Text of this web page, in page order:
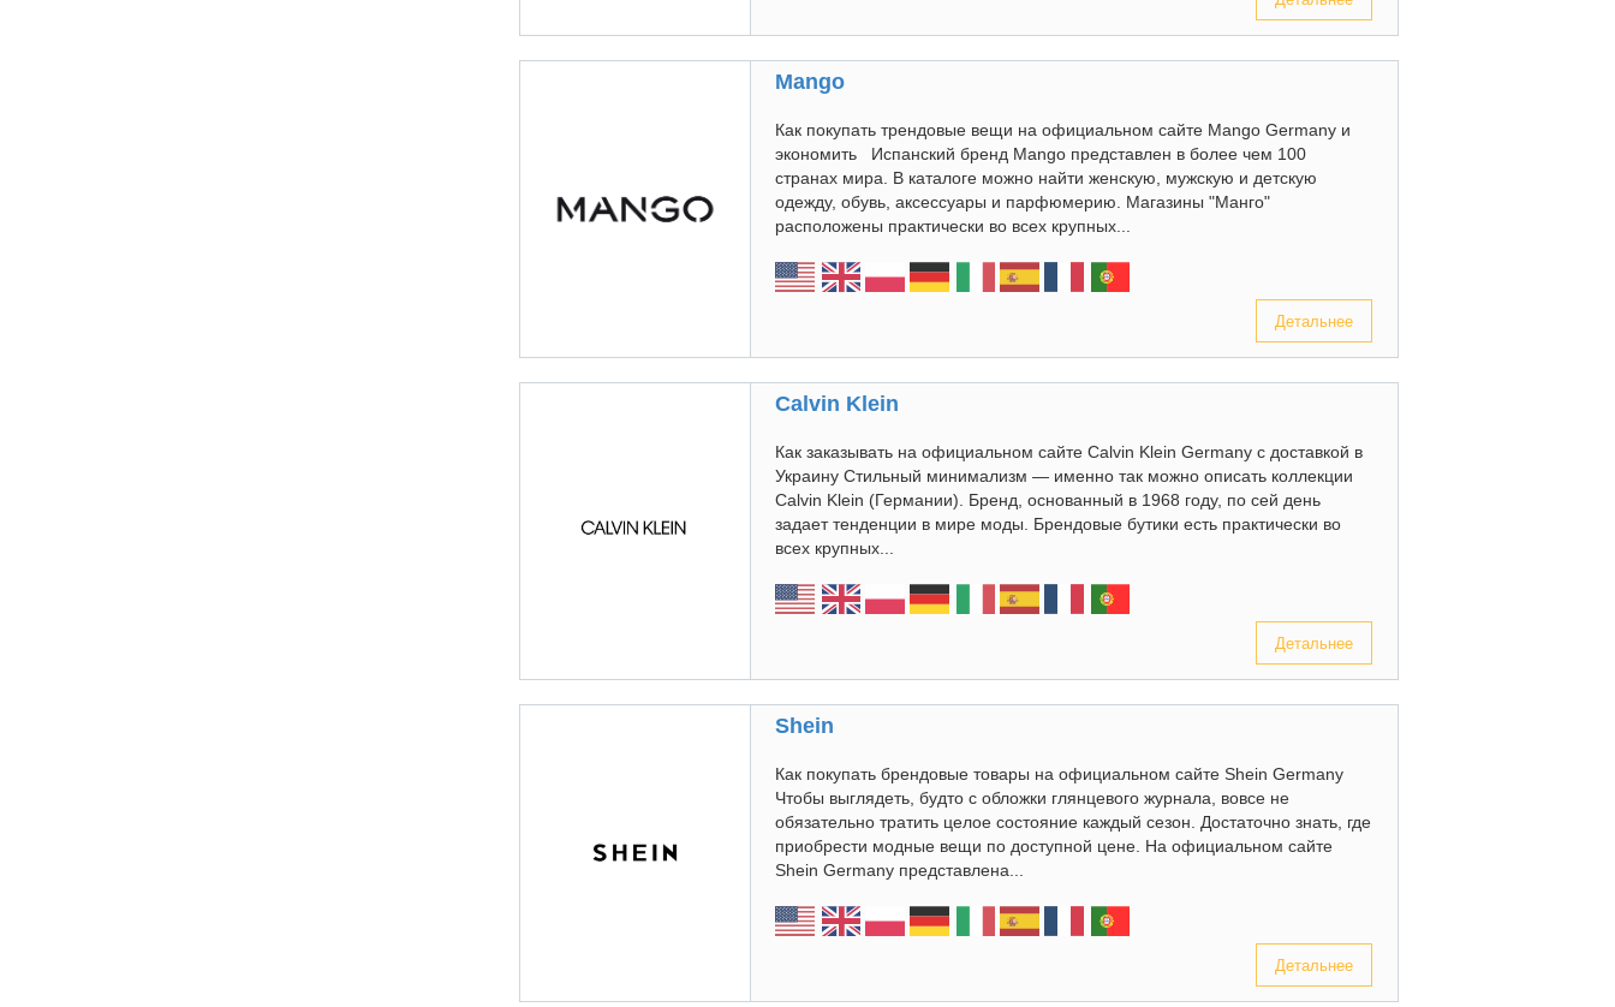
Mango
Как покупать трендовые вещи на официальном сайте Mango Germany и
экономить Испанский бренд Mango представлен в более чем 100
странах мира. В каталоге можно найти женскую, мужскую и детскую
одежду, обувь, аксессуары и парфюмерию. Магазины "Манго"
расположены практически во всех крупных...
Детальнее
Calvin Klein
Как заказывать на официальном сайте Calvin Klein Germany с доставкой в
Украину Стильный минимализм — именно так можно описать коллекции
Calvin Klein (Германии). Бренд, основанный в 1968 году, по сей день
задает тенденции в мире моды. Брендовые бутики есть практически во
всех крупных...
Детальнее
Shein
Как покупать брендовые товары на официальном сайте Shein Germany
Чтобы выглядеть, будто с обложки глянцевого журнала, вовсе не
обязательно тратить целое состояние каждый сезон. Достаточно знать, где
приобрести модные вещи по доступной цене. На официальном сайте
Shein Germany представлена...
Детальнее